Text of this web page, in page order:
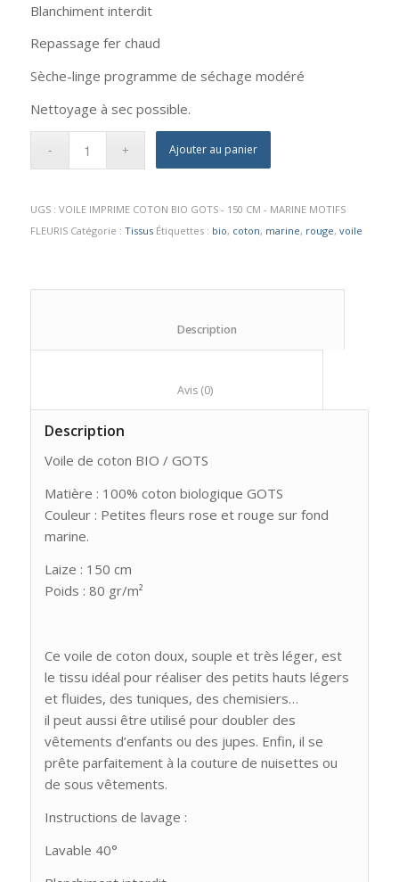
Blanchiment interdit
Repassage fer chaud
Sèche-linge programme de séchage modéré
Nettoyage à sec possible.
Ajouter au panier
UGS : VOILE IMPRIME COTON BIO GOTS - 150 CM - MARINE MOTIFS
FLEURIS Catégorie : Tissus Étiquettes : bio, coton, marine, rouge, voile
						Avis (0)
Description
Voile de coton BIO / GOTS
Matière : 100% coton biologique GOTS
Couleur : Petites fleurs rose et rouge sur fond
marine.
Laize : 150 cm
Poids : 80 gr/m²
Ce voile de coton doux, souple et très léger, est
le tissu idéal pour réaliser des petits hauts légers
et fluides, des tuniques, des chemisiers…
il peut aussi être utilisé pour doubler des
vêtements d’enfants ou des jupes. Enfin, il se
prête parfaitement à la couture de nuisettes ou
de sous vêtements.
Instructions de lavage :
Lavable 40°